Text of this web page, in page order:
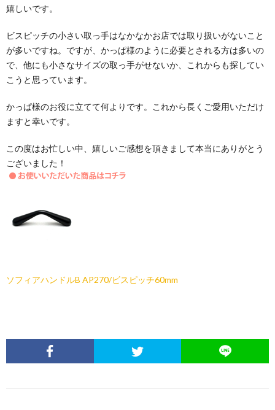
嬉しいです。
ビスピッチの小さい取っ手はなかなかお店では取り扱いがないこと
が多いですね。ですが、かっぱ様のように必要とされる方は多いの
で、他にも小さなサイズの取っ手がせないか、これからも探してい
こうと思っています。
かっぱ様のお役に立てて何よりです。これから長くご愛用いただけ
ますと幸いです。
この度はお忙しい中、嬉しいご感想を頂きまして本当にありがとう
ございました！
ソフィアハンドルB AP270/ビスピッチ60mm